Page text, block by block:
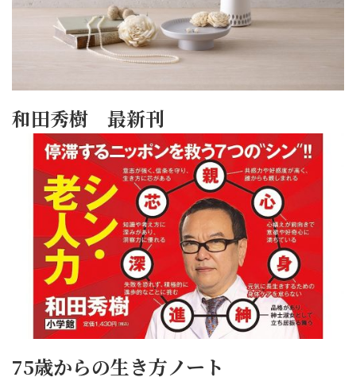
和田秀樹 最新刊
75歳からの生き方ノート